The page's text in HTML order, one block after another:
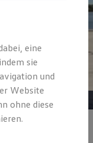
eine
sie
und
Website
ohne diese